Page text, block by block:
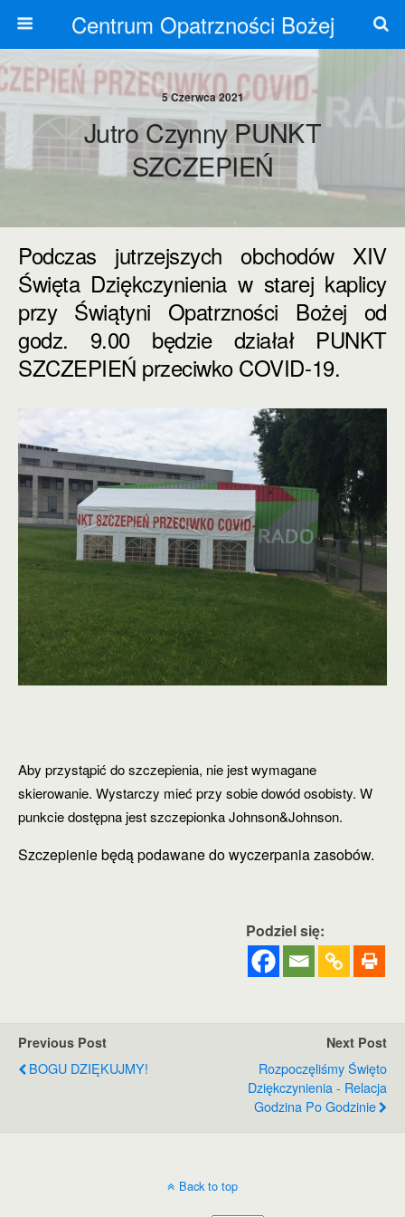
Centrum Opatrzności Bożej
5 Czerwca 2021
Jutro Czynny PUNKT
SZCZEPIEŃ
Podczas jutrzejszych obchodów XIV
Święta Dziękczynienia w starej kaplicy
przy Świątyni Opatrzności Bożej od
godz. 9.00 będzie działał PUNKT
SZCZEPIEŃ przeciwko COVID-19.
Aby przystąpić do szczepienia, nie jest wymagane
skierowanie. Wystarczy mieć przy sobie dowód osobisty. W
punkcie dostępna jest szczepionka Johnson&Johnson.
Szczepienie będą podawane do wyczerpania zasobów.
Podziel się:
Previous Post
BOGU DZIĘKUJMY!
Next Post
Rozpoczęliśmy Święto
Dziękczynienia - Relacja
Godzina Po Godzinie
Back to top